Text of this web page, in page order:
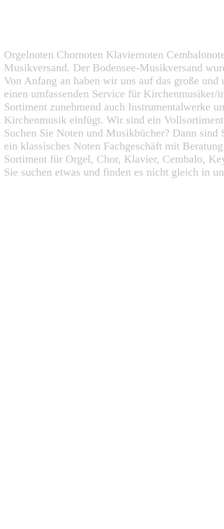
Orgelnoten Chornoten Klaviernoten
Musikversand. Der Bodensee-Musikversand
Von Anfang an haben wir uns auf das große
einen umfassenden Service für
Sortiment zunehmend auch Instrumentalwerke
Kirchenmusik einfügt. Wir sind ein
Suchen Sie Noten und Musikbücher? Dann
ein klassisches Noten Fachgeschäft mit
Sortiment für Orgel, Chor, Klavier, Cembalo,
Sie suchen etwas und finden es nicht gleich in